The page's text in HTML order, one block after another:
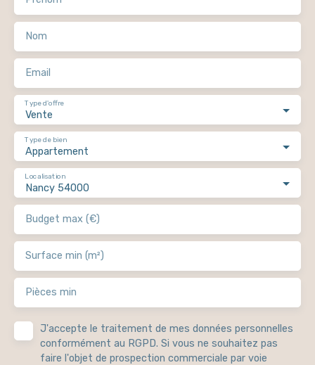
Nom
Email
Vente
Type d'offre
Appartement
Type de bien
Nancy 54000
Localisation
Budget max (€)
Surface min (m²)
Pièces min
J'accepte le traitement de mes données personnelles
conformément au RGPD. Si vous ne souhaitez pas
faire l'objet de prospection commerciale par voie